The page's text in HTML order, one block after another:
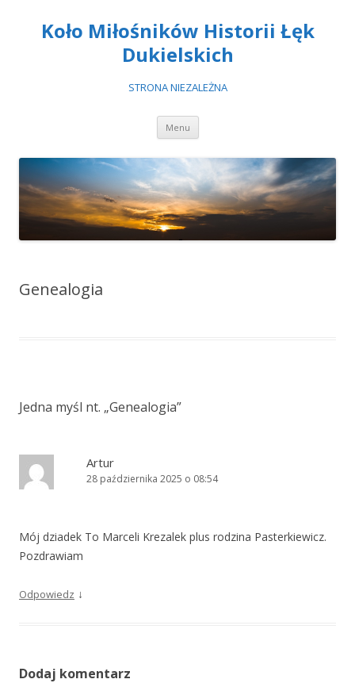
Koło Miłośników Historii Łęk
Dukielskich
STRONA NIEZALEŻNA
Menu Przeskocz
treści
Genealogia
Jedna myśl nt. „Genealogia”
Artur
28 października 2025 o 08:54
Mój dziadek To Marceli Krezalek plus rodzina Pasterkiewicz.
Pozdrawiam
Odpowiedz ↓
Dodaj komentarz